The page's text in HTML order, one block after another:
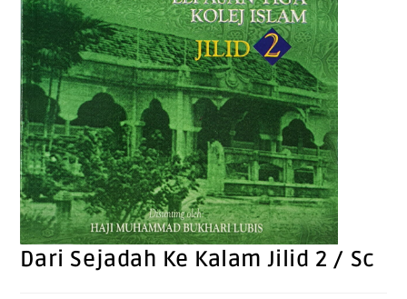
Dari Sejadah Ke Kalam Jilid 2 / Sc